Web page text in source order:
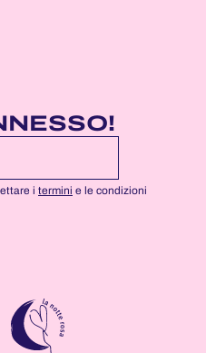
i termini e le condizioni